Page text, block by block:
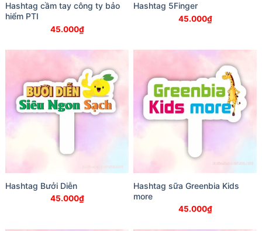
Hashtag cầm tay công ty bảo
hiểm PTI
45.000₫
Hashtag 5Finger
45.000₫
Hashtag Bưởi Diễn
45.000₫
Hashtag sữa Greenbia Kids
more
45.000₫